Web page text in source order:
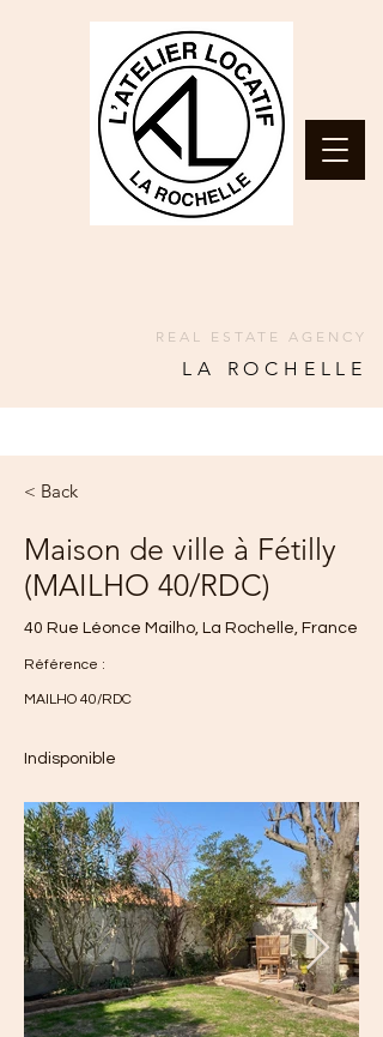
REAL ESTATE AGENCY
LA ROCHELLE
< Back
Maison de ville à Fétilly
(MAILHO 40/RDC)
40 Rue Léonce Mailho, La Rochelle, France
Référence :
MAILHO 40/RDC
Indisponible